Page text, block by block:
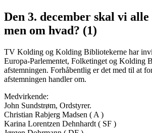
Den 3. december skal vi alle
men om hvad? (1)
TV Kolding og Kolding Bibliotekerne har
Europa-Parlementet, Folketinget og Kolding
afstemningen. Forhåbentlig er det med til at
afstemningen handler om.
Medvirkende:
John Sundstrøm, Ordstyrer.
Christian Rabjerg Madsen ( A )
Karina Lorentzen Dehnhardt ( SF )